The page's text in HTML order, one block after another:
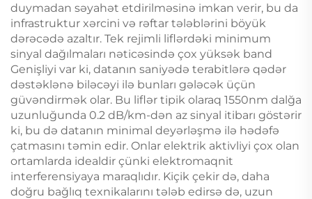
duymadan səyahət etdirilməsinə imkan verir, bu da
infrastruktur xərcini və rəftar tələblərini böyük
dərəcədə azaltır. Tek rejimli liflərdəki minimum
sinyal dağılmaları nəticəsində çox yüksək band
Genişliyi var ki, datanın saniyədə terabitlərə qədər
dəstəklənə biləcəyi ilə bunları gələcək üçün
güvəndirmək olar. Bu liflər tipik olaraq 1550nm dalğa
uzunluğunda 0.2 dB/km-dən az sinyal itibarı göstərir
ki, bu də datanın minimal deyərləşmə ilə hədəfə
çatmasını təmin edir. Onlar elektrik aktivliyi çox olan
ortamlarda idealdir çünki elektromaqnit
interferensiyaya maraqlıdır. Kiçik çekir də, daha
doğru bağlıq texnikalarını tələb edirsə də, uzun